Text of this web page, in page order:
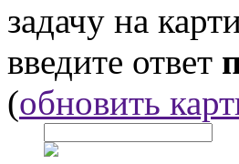
задачу на
введите ответ
(обновить